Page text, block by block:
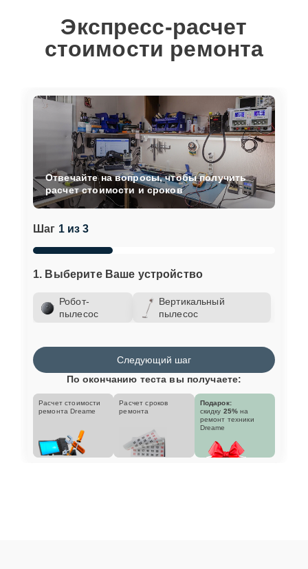
Экспресс-расчет
стоимости ремонта
Шаг 1 из 3
1. Выберите Ваше устройство
Робот-
пылесос
Вертикальный
пылесос
Отвечайте на вопросы, чтобы получить
расчет стоимости и сроков
Следующий шаг
По окончанию теста вы получаете:
Расчет стоимости
ремонта Dreame
Расчет сроков
ремонта
Подарок:
скидку 25% на
ремонт техники
Dreame